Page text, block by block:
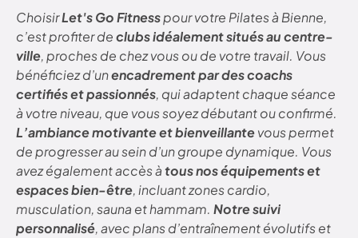
ChoisirLet's Go Fitnesspour votre Pilates à Bienne,
c’est profiter declubs idéalement situés au centre-
ville, proches de chez vous ou de votre travail. Vous
bénéficiez d’unencadrement par des coachs
certifiés et passionnés, qui adaptent chaque séance
à votre niveau, que vous soyez débutant ou confirmé.
L’ambiance motivante et bienveillantevous permet
de progresser au sein d’un groupe dynamique. Vous
avez également accès àtous nos équipements et
espaces bien-être, incluant zones cardio,
musculation, sauna et hammam. Notre suivi
personnalisé, avec plans d’entraînement évolutifs et